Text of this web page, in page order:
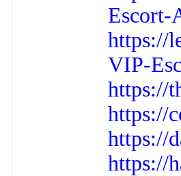
Escort-
https://
VIP-
https://
https://
https://
https://